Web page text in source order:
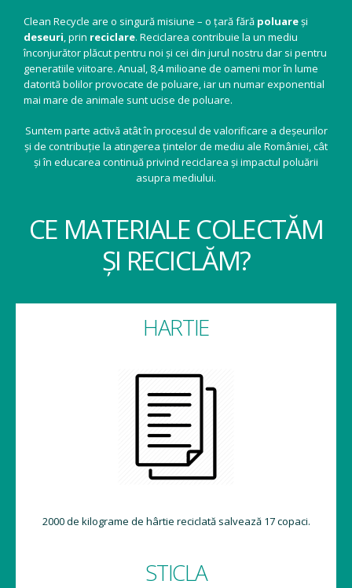
Clean Recycle are o singură misiune – o țară fără poluareși
deseuri, prin reciclare. Reciclarea contribuie la un mediu
înconjurător plăcut pentru noi și cei din jurul nostru dar si pentru
generatiile viitoare. Anual, 8,4 milioane de oameni mor în lume
datorită bolilor provocate de poluare, iar un numar exponential
mai mare de animale sunt ucise de poluare.
Suntem parte activă atât în procesul de valorificare a deșeurilor
și de contribuție la atingerea țintelor de mediu ale României, cât
și în educarea continuă privind reciclarea și impactul poluării
asupra mediului.
CE MATERIALE COLECTĂM
ȘI RECICLĂM?
HARTIE
2000 de kilograme de hârtie reciclată salvează 17 copaci.
STICLA